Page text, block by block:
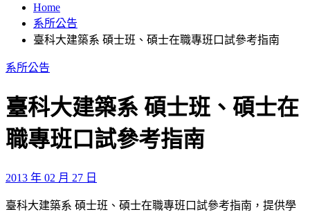
Home
系所公告
臺科大建築系 碩士班、碩士在職專班口試參考指南
系所公告
臺科大建築系 碩士班、碩士在
職專班口試參考指南
2013 年 02 月 27 日
臺科大建築系 碩士班、碩士在職專班口試參考指南，提供學